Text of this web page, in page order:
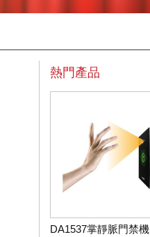
熱門產品
DA1537掌靜脈門禁